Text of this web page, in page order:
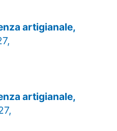
artigianale,
artigianale,